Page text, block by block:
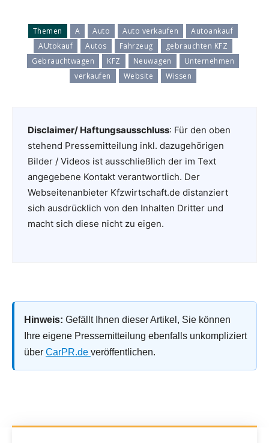
Themen A Auto Auto verkaufen
Autoankauf
AUtokauf
Autos Fahrzeug
gebrauchten KFZ
Gebrauchtwagen
KFZ Neuwagen
Unternehmen
verkaufen
Website Wissen
Disclaimer/ Haftungsausschluss: Für den oben
stehend Pressemitteilung inkl. dazugehörigen
Bilder / Videos ist ausschließlich der im Text
angegebene Kontakt verantwortlich. Der
Webseitenanbieter Kfzwirtschaft.de distanziert
sich ausdrücklich von den Inhalten Dritter und
macht sich diese nicht zu eigen.
Hinweis: Gefällt Ihnen dieser Artikel, Sie können
Ihre eigene Pressemitteilung ebenfalls unkompliziert
über CarPR.de veröffentlichen.